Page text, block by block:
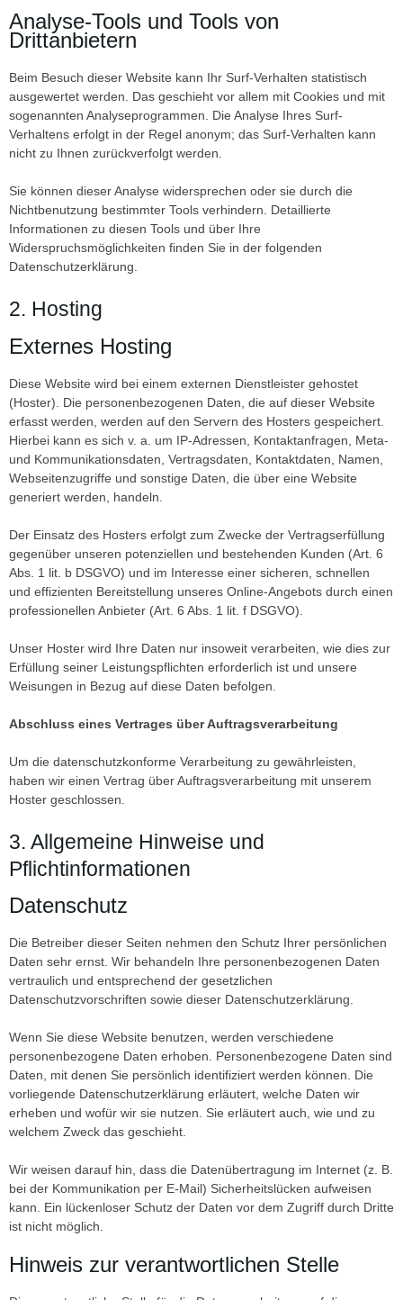
Analyse-Tools und Tools von
Drittanbietern
Beim Besuch dieser Website kann Ihr Surf-Verhalten statistisch
ausgewertet werden. Das geschieht vor allem mit Cookies und mit
sogenannten Analyseprogrammen. Die Analyse Ihres Surf-
Verhaltens erfolgt in der Regel anonym; das Surf-Verhalten kann
nicht zu Ihnen zurückverfolgt werden.
Sie können dieser Analyse widersprechen oder sie durch die
Nichtbenutzung bestimmter Tools verhindern. Detaillierte
Informationen zu diesen Tools und über Ihre
Widerspruchsmöglichkeiten finden Sie in der folgenden
Datenschutzerklärung.
2. Hosting
Externes Hosting
Diese Website wird bei einem externen Dienstleister gehostet
(Hoster). Die personenbezogenen Daten, die auf dieser Website
erfasst werden, werden auf den Servern des Hosters gespeichert.
Hierbei kann es sich v. a. um IP-Adressen, Kontaktanfragen, Meta-
und Kommunikationsdaten, Vertragsdaten, Kontaktdaten, Namen,
Webseitenzugriffe und sonstige Daten, die über eine Website
generiert werden, handeln.
Der Einsatz des Hosters erfolgt zum Zwecke der Vertragserfüllung
gegenüber unseren potenziellen und bestehenden Kunden (Art. 6
Abs. 1 lit. b DSGVO) und im Interesse einer sicheren, schnellen
und effizienten Bereitstellung unseres Online-Angebots durch einen
professionellen Anbieter (Art. 6 Abs. 1 lit. f DSGVO).
Unser Hoster wird Ihre Daten nur insoweit verarbeiten, wie dies zur
Erfüllung seiner Leistungspflichten erforderlich ist und unsere
Weisungen in Bezug auf diese Daten befolgen.
Abschluss eines Vertrages über Auftragsverarbeitung
Um die datenschutzkonforme Verarbeitung zu gewährleisten,
haben wir einen Vertrag über Auftragsverarbeitung mit unserem
Hoster geschlossen.
3. Allgemeine Hinweise und
Pflichtinformationen
Datenschutz
Die Betreiber dieser Seiten nehmen den Schutz Ihrer persönlichen
Daten sehr ernst. Wir behandeln Ihre personenbezogenen Daten
vertraulich und entsprechend der gesetzlichen
Datenschutzvorschriften sowie dieser Datenschutzerklärung.
Wenn Sie diese Website benutzen, werden verschiedene
personenbezogene Daten erhoben. Personenbezogene Daten sind
Daten, mit denen Sie persönlich identifiziert werden können. Die
vorliegende Datenschutzerklärung erläutert, welche Daten wir
erheben und wofür wir sie nutzen. Sie erläutert auch, wie und zu
welchem Zweck das geschieht.
Wir weisen darauf hin, dass die Datenübertragung im Internet (z. B.
bei der Kommunikation per E-Mail) Sicherheitslücken aufweisen
kann. Ein lückenloser Schutz der Daten vor dem Zugriff durch Dritte
ist nicht möglich.
Hinweis zur verantwortlichen Stelle